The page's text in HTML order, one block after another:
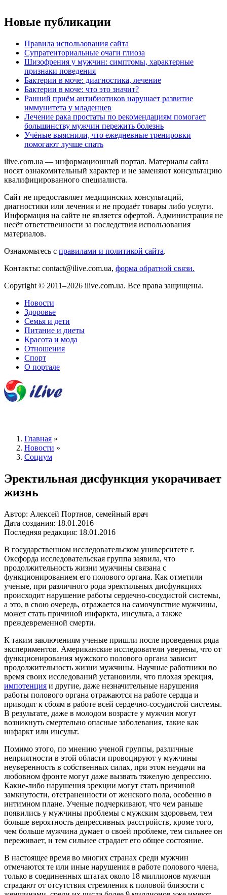
Новые публикации
Правила использования сайта
Супратенториальные очаги глиоза
Шизофрения у мужчин: симптомы, характерные
признаки поведения
Бактерии в моче: диагностика, лечение
Бактерии в моче: что это значит?
Ранний приём антибиотиков нарушает развитие
иммунитета у младенцев
Лечение рака простаты по рекомендациям помогает
большинству мужчин пережить болезнь
Учёные выяснили, что ежедневные тренировки
помогают лучше спать
ilive.com.ua — информационный портал. Материалы сайта
носят ознакомительный характер и не заменяют консультацию
квалифицированного специалиста.
Сайт не предоставляет медицинских консультаций,
диагностики или лечения и не продаёт товары либо услуги.
Информация на сайте не является офертой. Администрация не
несёт ответственности за последствия использования
материалов.
Ознакомьтесь с правилами и политикой сайта.
Контакты: contact@ilive.com.ua, форма обратной связи.
Copyright © 2011–2026 ilive.com.ua. Все права защищены.
Новости
Здоровье
Семья и дети
Питание и диеты
Красота и мода
Отношения
Спорт
О портале
Главная »
Новости »
Социум
Эректильная дисфункция укорачивает
жизнь
Автор: Алексей Портнов, семейный врач
Дата создания: 18.01.2016
Последняя редакция: 18.01.2016
В государственном исследовательском университете г.
Оксфорда исследовательская группа заявила, что
продолжительность жизни мужчины связана с
функционированием его полового органа. Как отметили
ученые, при различного рода эректильных дисфункциях
происходит нарушение работы сердечно-сосудистой системы,
а это, в свою очередь, отражается на самочувствие мужчины,
может стать причиной инфаркта, инсульта, а также
преждевременной смерти.
К таким заключениям ученые пришли после проведения ряда
экспериментов. Американские исследователи уверены, что от
функционирования мужского полового органа зависит
продолжительность жизни мужчины. Научные работники во
время своих исследований установили, что плохая эрекция,
импотенция и другие, даже незначительные нарушения
работы полового органа отражаются на работе сердца и
приводят к сбоям в работе всей сердечно-сосудистой системы.
В результате, даже в молодом возрасте у мужчин могут
возникнуть смертельно опасные заболевания, такие как
инфаркт или инсульт.
Помимо этого, по мнению ученой группы, различные
неприятности в этой области провоцируют у мужчины
неуверенность в собственных силах, при этом неудачи на
любовном фронте могут даже вызвать тяжелую депрессию.
Какие-либо нарушения эрекции могут стать причиной
замкнутости, отстраненности от женского пола, особенно в
интимном плане. Ученые подчеркивают, что чем раньше
появились у мужчины проблемы с мужским здоровьем, тем
больше вероятность депрессивных расстройств, кроме того,
чем больше мужчина думает о своей проблеме, тем сильнее он
переживает, и тем сильнее страдает его общее состояние.
В настоящее время во многих странах среди мужчин
отмечаются те или иные нарушения в работе полового члена,
только в соединенных штатах около 18 миллионов мужчин
страдают от отсутствия стремления к половой близости с